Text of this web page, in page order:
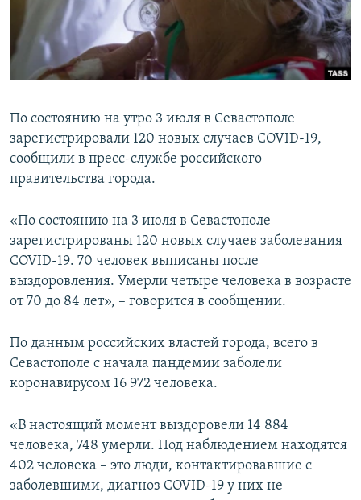
ПОБЕДИТЕЛЕЙ НЕ СУДЯТ?
КРЫМ.НЕПОКОРЕННЫЙ
ELIFBE
ПРИСОЕДИНЯЙТЕСЬ!
Все сайты RFE/RL
По состоянию на утро 3 июля в Севастополе
зарегистрировали 120 новых случаев COVID-19,
сообщили в пресс-службе российского
правительства города.
«По состоянию на 3 июля в Севастополе
зарегистрированы 120 новых случаев заболевания
COVID-19. 70 человек выписаны после
выздоровления. Умерли четыре человека в возрасте
от 70 до 84 лет», – говорится в сообщении.
По данным российских властей города, всего в
Севастополе с начала пандемии заболели
коронавирусом 16 972 человека.
«В настоящий момент выздоровели 14 884
человека, 748 умерли. Под наблюдением находятся
402 человека – это люди, контактировавшие с
заболевшими, диагноз COVID-19 у них не